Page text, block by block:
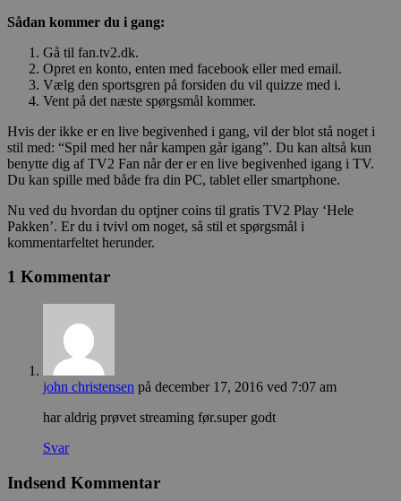
Sådan kommer du i gang:
Gå til fan.tv2.dk.
Opret en konto, enten med facebook eller med email.
Vælg den sportsgren på forsiden du vil quizze med i.
Vent på det næste spørgsmål kommer.
Hvis der ikke er en live begivenhed i gang, vil der blot stå noget i
stil med: “Spil med her når kampen går igang”. Du kan altså kun
benytte dig af TV2 Fan når der er en live begivenhed igang i TV.
Du kan spille med både fra din PC, tablet eller smartphone.
Nu ved du hvordan du optjner coins til gratis TV2 Play ‘Hele
Pakken’. Er du i tvivl om noget, så stil et spørgsmål i
kommentarfeltet herunder.
1 Kommentar
john christensen på december 17, 2016 ved 7:07 am
har aldrig prøvet streaming før.super godt
Svar
Indsend Kommentar